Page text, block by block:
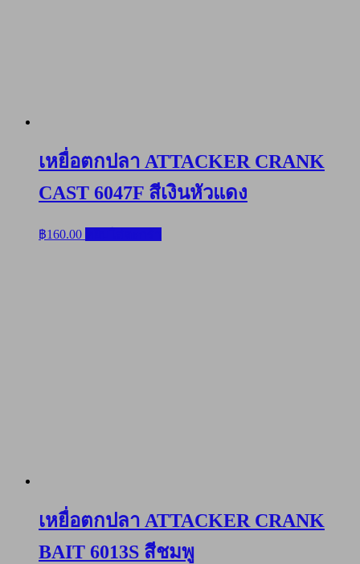
เหยื่อตกปลา ATTACKER CRANK
CAST 6047F สีเงินหัวแดง
฿160.00
เหยื่อตกปลา ATTACKER CRANK
BAIT 6013S สีชมพู